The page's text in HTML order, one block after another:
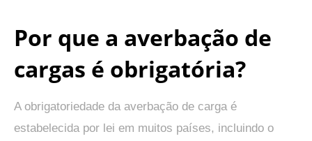
Por que a averbação de
cargas é obrigatória?
A obrigatoriedade da averbação de carga é
estabelecida por lei em muitos países, incluindo o